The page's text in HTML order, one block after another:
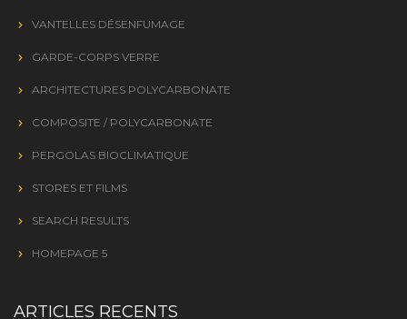
VANTELLES DÉSENFUMAGE
GARDE-CORPS VERRE
ARCHITECTURES POLYCARBONATE
COMPOSITE / POLYCARBONATE
PERGOLAS BIOCLIMATIQUE
STORES ET FILMS
SEARCH RESULTS
HOMEPAGE 5
ARTICLES RECENTS